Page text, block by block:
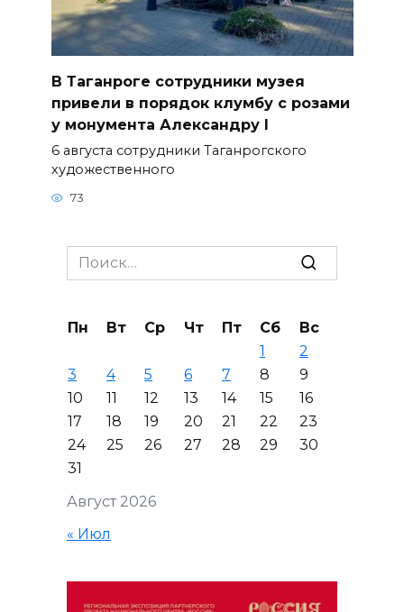
В Таганроге сотрудники музея
привели в порядок клумбу с розами
у монумента Александру I
6 августа сотрудники Таганрогского
художественного
73
Search
for:
Август 2026
Пн Вт Ср Чт Пт Сб
Вс
1
2
3
4 5 6 7 8
9
10
11 12 13 14 15
16
17
18 19 20 21 22
23
24
25 26 27 28 29
30
31
« Июл